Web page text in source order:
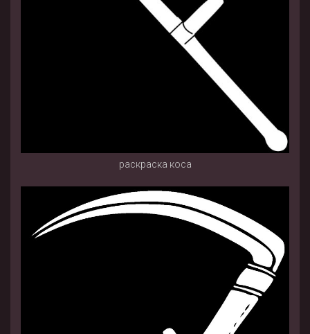
раскраска коса